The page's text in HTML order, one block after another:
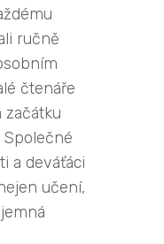
ručně
čtenáře
začátku
Společné
a deváťáci
učení,